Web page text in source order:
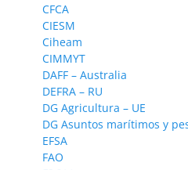
CFCA
CIESM
Ciheam
CIMMYT
DAFF – Australia
DEFRA – RU
DG Agricultura – UE
DG Asuntos marítimos y
EFSA
FAO